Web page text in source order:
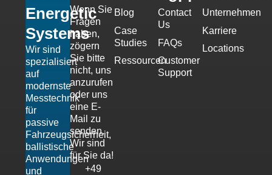
Energetic
Systems
Wir sind
spezialisiert
auf
modernste
Messtechnik
für
passive
Fahrzeugsicherheit,
ballistische
Anwendungen
und
Wenn Sie
Fragen
haben,
zögern
Sie bitte
nicht, uns
anzurufen
oder uns
eine E-
Mail zu
senden.
Wir sind
für Sie da!
+49
Blog
Case
Studies
Ressourcen
Contact
Us
FAQs
Customer
Support
Unternehmen
Karriere
Locations